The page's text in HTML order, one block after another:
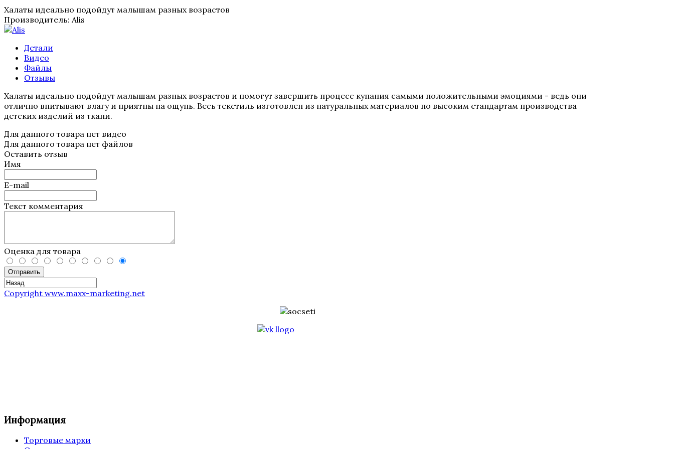
Халаты идеально подойдут малышам разных возрастов
Производитель: Alis
Детали
Видео
Файлы
Отзывы
Халаты идеально подойдут малышам разных возрастов и помогут завершить процесс купания самыми положительными эмоциями - ведь они
отлично впитывают влагу и приятны на ощупь. Весь текстиль изготовлен из натуральных материалов по высоким стандартам производства
детских изделий из ткани.
Для данного товара нет видео
Для данного товара нет файлов
Оставить отзыв
Имя
E-mail
Текст комментария
Оценка для товара
Отправить
Copyright www.maxx-marketing.net
Информация
Торговые марки